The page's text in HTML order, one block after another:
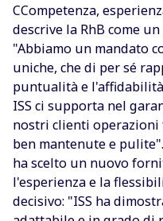
CCompetenza,
descrive la RhB come
"Abbiamo un mandato
uniche, che di per sé
puntualità e
ISS ci supporta nel
nostri clienti
ben mantenute e
ha scelto un nuovo
l'esperienza e la
decisivo: "ISS ha